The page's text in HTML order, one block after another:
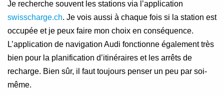
Je recherche souvent les stations via l’application
swisscharge.ch. Je vois aussi à chaque fois si la station est
occupée et je peux faire mon choix en conséquence.
L’application de navigation Audi fonctionne également très
bien pour la planification d’itinéraires et les arrêts de
recharge. Bien sûr, il faut toujours penser un peu par soi-
même.